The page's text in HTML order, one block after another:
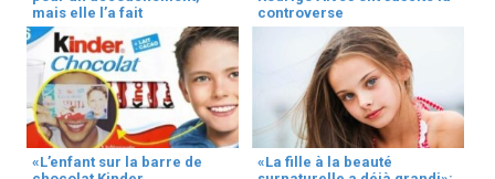
mais elle l’a fait
controverse
«L’enfant sur la barre de
«La fille à la beauté